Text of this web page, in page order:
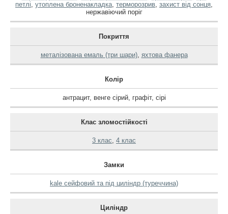
петлі утоплена броненакладка терморозрив захист від сонця
нержавіючий поріг
Покриття
металізована емаль (три шари), яхтова фанера
Колір
антрацит, венге сірий, графіт, сірі
Клас зломостійкості
3 клас 4 клас
Замки
kale сейфовий та під циліндр (туреччина)
Циліндр